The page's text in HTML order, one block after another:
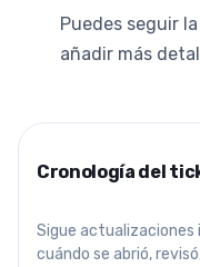
Puedes seguir
añadir más
Cronología del
Sigue
cuándo se abrió,